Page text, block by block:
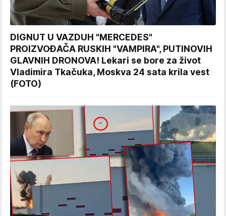
DIGNUT U VAZDUH "MERCEDES"
PROIZVOĐAČA RUSKIH "VAMPIRA", PUTINOVIH
GLAVNIH DRONOVA! Lekari se bore za život
Vladimira Tkačuka, Moskva 24 sata krila vest
(FOTO)